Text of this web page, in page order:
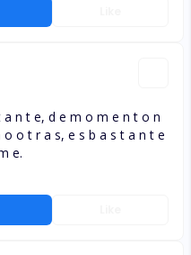
n t e, d e m o m e n t o n
o t r a s, e s b a s t a n t e
e.